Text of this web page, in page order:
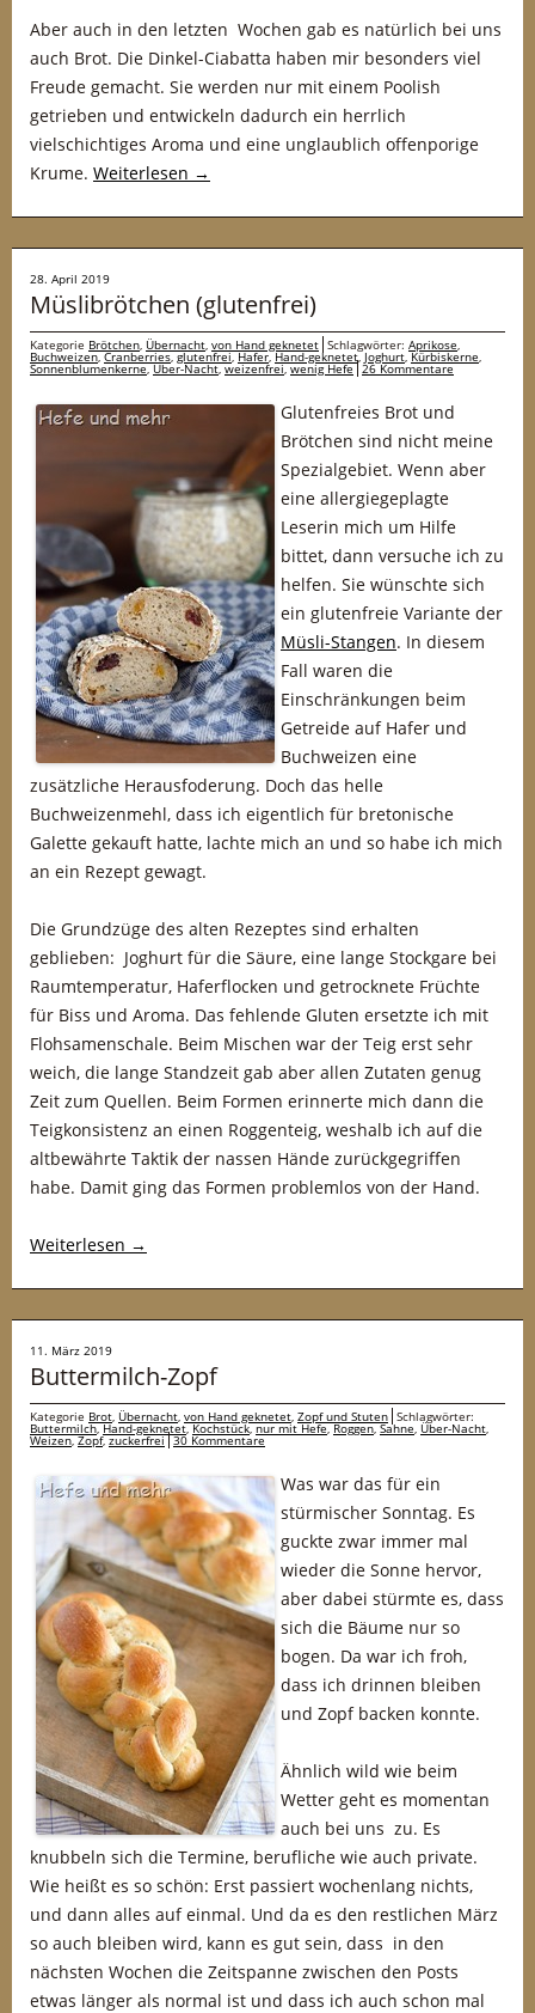
Aber auch in den letzten Wochen gab es natürlich bei uns
auch Brot. Die Dinkel-Ciabatta haben mir besonders viel
Freude gemacht. Sie werden nur mit einem Poolish
getrieben und entwickeln dadurch ein herrlich
vielschichtiges Aroma und eine unglaublich offenporige
Krume. Weiterlesen →
28. April 2019
Müslibrötchen (glutenfrei)
Kategorie Brötchen, Übernacht, von Hand geknetet Schlagwörter: Aprikose,
Buchweizen,Cranberries,glutenfrei,Hafer,Hand-geknetet,Joghurt,Kürbiskerne,
Sonnenblumenkerne,Über-Nacht,weizenfrei,wenig Hefe 26 Kommentare
Glutenfreies Brot und
Brötchen sind nicht meine
Spezialgebiet. Wenn aber
eine allergiegeplagte
Leserin mich um Hilfe
bittet, dann versuche ich zu
helfen. Sie wünschte sich
ein glutenfreie Variante der
Müsli-Stangen. In diesem
Fall waren die
Einschränkungen beim
Getreide auf Hafer und
Buchweizen eine
zusätzliche Herausfoderung. Doch das helle
Buchweizenmehl, dass ich eigentlich für bretonische
Galette gekauft hatte, lachte mich an und so habe ich mich
an ein Rezept gewagt.
Die Grundzüge des alten Rezeptes sind erhalten
geblieben: Joghurt für die Säure, eine lange Stockgare bei
Raumtemperatur, Haferflocken und getrocknete Früchte
für Biss und Aroma. Das fehlende Gluten ersetzte ich mit
Flohsamenschale. Beim Mischen war der Teig erst sehr
weich, die lange Standzeit gab aber allen Zutaten genug
Zeit zum Quellen. Beim Formen erinnerte mich dann die
Teigkonsistenz an einen Roggenteig, weshalb ich auf die
altbewährte Taktik der nassen Hände zurückgegriffen
habe. Damit ging das Formen problemlos von der Hand.
Weiterlesen →
11. März 2019
Buttermilch-Zopf
Kategorie Brot, Übernacht, von Hand geknetet, Zopf und Stuten Schlagwörter:
Buttermilch,Hand-geknetet,Kochstück,nur mit Hefe,Roggen,Sahne, Über-Nacht,
Weizen,Zopf,zuckerfrei 30 Kommentare
Was war das für ein
stürmischer Sonntag. Es
guckte zwar immer mal
wieder die Sonne hervor,
aber dabei stürmte es, dass
sich die Bäume nur so
bogen. Da war ich froh,
dass ich drinnen bleiben
und Zopf backen konnte.
Ähnlich wild wie beim
Wetter geht es momentan
auch bei uns zu. Es
knubbeln sich die Termine, berufliche wie auch private.
Wie heißt es so schön: Erst passiert wochenlang nichts,
und dann alles auf einmal. Und da es den restlichen März
so auch bleiben wird, kann es gut sein, dass in den
nächsten Wochen die Zeitspanne zwischen den Posts
etwas länger als normal ist und dass ich auch schon mal